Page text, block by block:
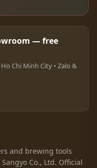
— free
Chi Minh City • Zalo &
and brewing tools
Co., Ltd. Official